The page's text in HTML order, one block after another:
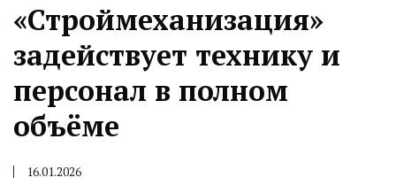
«Строймеханизация»
задействует технику и
персонал в полном
объёме
16.01.2026